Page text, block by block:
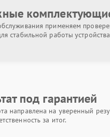
применяем
стабильной работы
под гарантией
направлена на уверенный
за итог.